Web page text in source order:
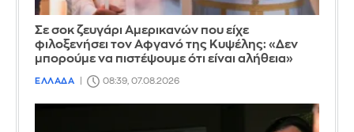
Σε σοκ ζευγάρι Αμερικανών που είχε
φιλοξενήσει τον Αφγανό της Κυψέλης: «Δεν
μπορούμε να πιστέψουμε ότι είναι αλήθεια»
ΕΛΛΑΔΑ 08:39, 07.08.2026